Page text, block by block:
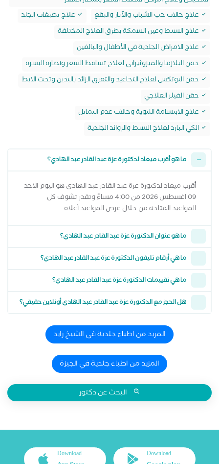
علاج حالات حب الشباب والآثار والبقع
علاج تصبغات الجلد
علاج السنط وعين السمكة بطرق العلاج المختلفة
علاج الامراض الجلدية في الأطفال والبالغين
حقن البلازما والميزوثيرابي لعلاج تساقط الشعر ونضارة البشرة
حقن البوتكس لعلاج التجاعيد والتعرق الزائد باليدين وتحت الابط
حقن الفيلر العلاجي
علاج الابتسامة اللثوية وحالات عدم التماثل
الكي البارد لعلاج السنط والزوائد الجلدية
ما هو أقرب ميعاد لدكتورة عزة عبد القادر عبد الهادي؟
أقرب ميعاد لدكتورة عزة عبد القادر عبد الهادي هو اليوم الاحد
09 اغسطس 2026 من 4:00 مساءً وتقدر تشوف كل
المواعيد المتاحة من خلال عرض المواعيد أعلاه
ما هو عنوان الدكتورة عزة عبد القادر عبد الهادي؟
ما هي أرقام تليفون الدكتورة عزة عبد القادر عبد الهادي؟
ما هي تقييمات الدكتورة عزة عبد القادر عبد الهادي؟
هل الحجز مع الدكتورة عزة عبد القادر عبد الهادي أونلاين حقيقي؟
المزيد من اطباء جلدية في الشيخ زايد
المزيد من اطباء جلدية في الجيزة
البحث عن دكتور
Download
Download